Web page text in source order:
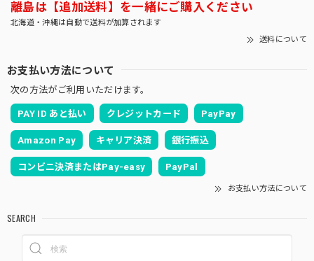
離島は【追加送料】を一緒にご購入ください
北海道・沖縄は自動で送料が加算されます
送料について
お支払い方法について
次の方法がご利用いただけます。
PAY ID あと払い クレジットカード PayPay
Amazon Pay キャリア決済 銀行振込
コンビニ決済またはPay-easy PayPal
お支払い方法について
SEARCH